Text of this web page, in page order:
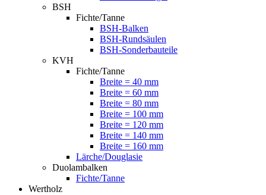
BSH
Fichte/Tanne
BSH-Balken
BSH-Rundsäulen
BSH-Sonderbauteile
KVH
Fichte/Tanne
Breite = 40 mm
Breite = 60 mm
Breite = 80 mm
Breite = 100 mm
Breite = 120 mm
Breite = 140 mm
Breite = 160 mm
Lärche/Douglasie
Duolambalken
Fichte/Tanne
Wertholz